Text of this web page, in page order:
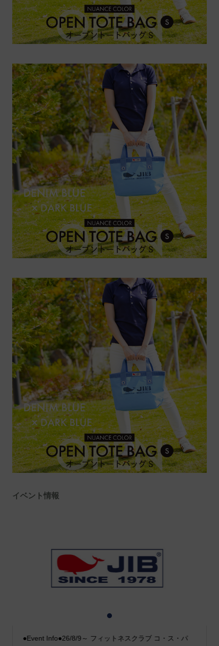
イベント情報
●Event Info●26/8/9～ フィットネスクラブ コ・ス・パ
2